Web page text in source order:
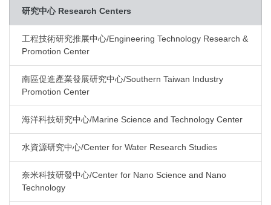
研究中心 Research Centers
工程技術研究推展中心/Engineering Technology Research &
Promotion Center
南區促進產業發展研究中心/Southern Taiwan Industry
Promotion Center
海洋科技研究中心/Marine Science and Technology Center
水資源研究中心/Center for Water Research Studies
奈米科技研發中心/Center for Nano Science and Nano
Technology